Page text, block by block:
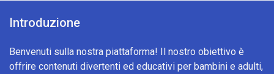
Introduzione
Benvenuti sulla nostra piattaforma! Il nostro obiettivo è
offrire contenuti divertenti ed educativi per bambini e adulti,